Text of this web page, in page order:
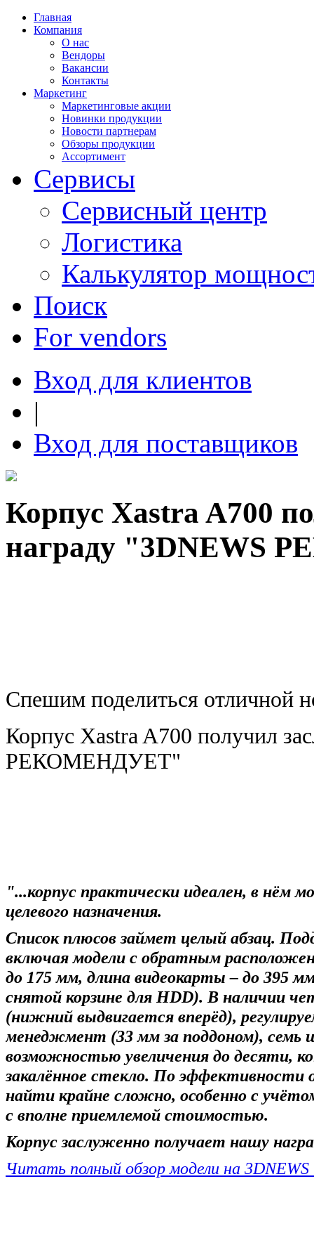
Главная
Компания
О нас
Вендоры
Вакансии
Контакты
Маркетинг
Маркетинговые акции
Новинки продукции
Новости партнерам
Обзоры продукции
Ассортимент
Сервисы
Сервисный центр
Логистика
Калькулятор
Поиск
For vendors
Вход для клиентов
|
Вход для поставщиков
Корпус Xastra A700
награду
Спешим поделиться отличной
Корпус Xastra A700 получил
РЕКОМЕНДУЕТ"
"...корпус практически идеален, в нём
целевого назначения.
Список плюсов займет целый абзац.
включая модели с обратным
до 175 мм, длина видеокарты – до 395
снятой корзине для HDD). В наличии
(нижний выдвигается вперёд),
менеджмент (33 мм за поддоном),
возможностью увеличения до десяти,
закалённое стекло. По эффективности
найти крайне сложно, особенно с
с вполне приемлемой стоимостью.
Корпус заслуженно получает нашу
Читать полный обзор модели на